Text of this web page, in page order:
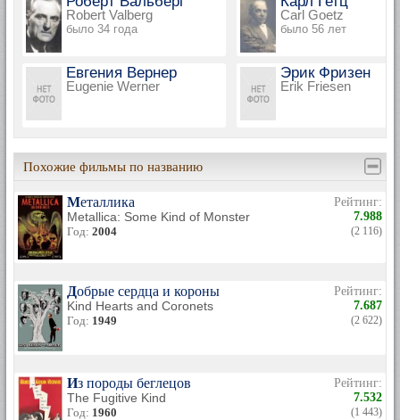
Robert Valberg
было 34 года
Carl Goetz
было 56 лет
Евгения Вернер
Eugenie Werner
Эрик Фризен
Erik Friesen
Похожие фильмы по названию
Металлика
Metallica: Some Kind of Monster
Год: 2004
Рейтинг:
7.988
(2 116)
Добрые сердца и короны
Kind Hearts and Coronets
Год: 1949
Рейтинг:
7.687
(2 622)
Из породы беглецов
The Fugitive Kind
Год: 1960
Рейтинг:
7.532
(1 443)